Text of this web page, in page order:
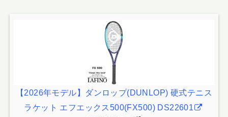
【2026年モデル】ダンロップ(DUNLOP) 硬式テニス
ラケット エフエックス500(FX500) DS22601